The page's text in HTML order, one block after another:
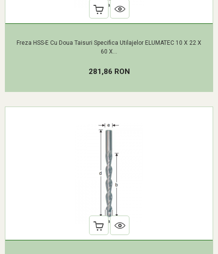
Freza HSS-E Cu Doua Taisuri Specifica Utilajelor ELUMATEC 10 X 22 X
60 X...
281,86 RONPret